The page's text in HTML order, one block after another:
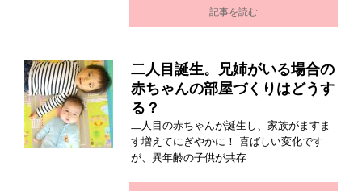
記事を読む
二人目誕生。兄姉がいる場合の
赤ちゃんの部屋づくりはどうす
る？
二人目の赤ちゃんが誕生し、家族がますま
す増えてにぎやかに！ 喜ばしい変化です
が、異年齢の子供が共存